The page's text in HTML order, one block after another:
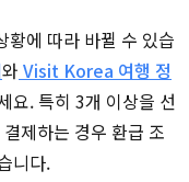
황에 따라 바뀔 수 있습
와 Visit Korea 여행 정
요. 특히 3개 이상을 선
제하는 경우 환급 조
니다.